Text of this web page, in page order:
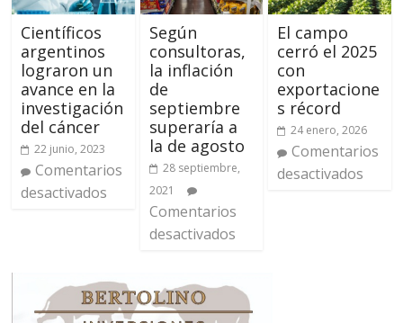
Científicos
argentinos
lograron un
avance en la
investigación
del cáncer
22 junio, 2023
Comentarios
desactivados
Según
consultoras,
la inflación
de
septiembre
superaría a
la de agosto
28 septiembre,
2021
Comentarios
desactivados
El campo
cerró el 2025
con
exportacione
s récord
24 enero, 2026
Comentarios
desactivados